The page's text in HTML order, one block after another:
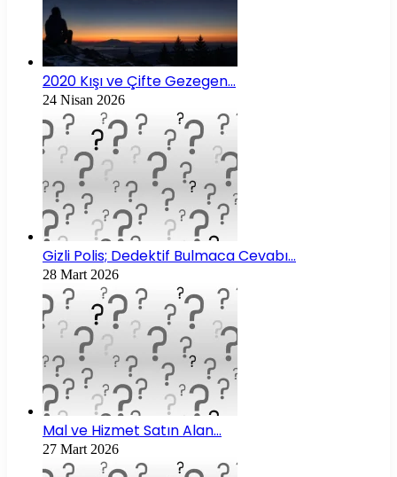
2020 Kışı ve Çifte Gezegen…
24 Nisan 2026
Gizli Polis; Dedektif Bulmaca Cevabı…
28 Mart 2026
Mal ve Hizmet Satın Alan…
27 Mart 2026